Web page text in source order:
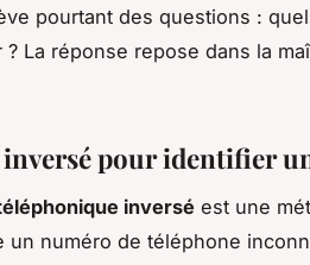
pourtant des questions :
La réponse repose dans la
pour identifier
inversé est une
numéro de téléphone